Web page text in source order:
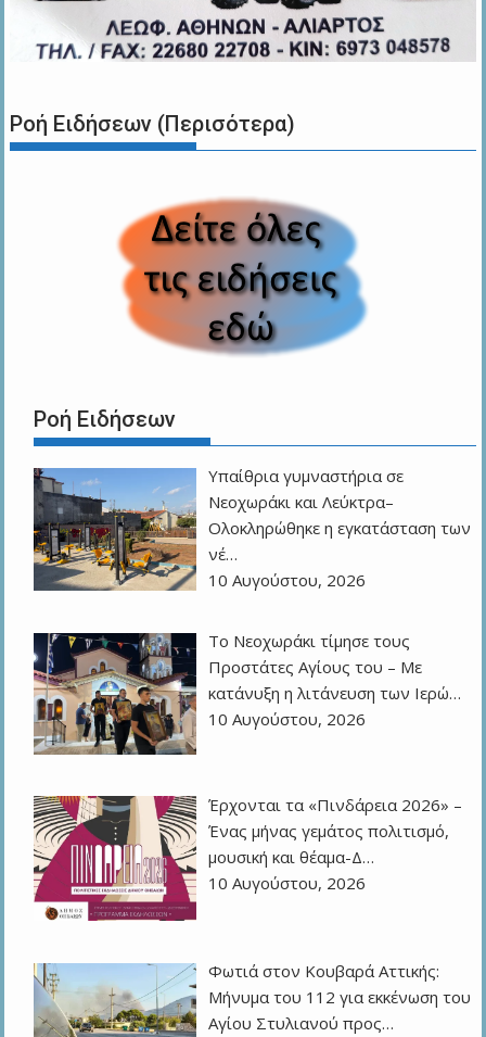
Ροή Ειδήσεων (Περισότερα)
Ροή Ειδήσεων
Υπαίθρια γυμναστήρια σε
Νεοχωράκι και Λεύκτρα–
Ολοκληρώθηκε η εγκατάσταση των
νέ…
10 Αυγούστου, 2026
Το Νεοχωράκι τίμησε τους
Προστάτες Αγίους του – Με
κατάνυξη η λιτάνευση των Ιερώ…
10 Αυγούστου, 2026
Έρχονται τα «Πινδάρεια 2026» –
Ένας μήνας γεμάτος πολιτισμό,
μουσική και θέαμα-Δ…
10 Αυγούστου, 2026
Φωτιά στον Κουβαρά Αττικής:
Μήνυμα του 112 για εκκένωση του
Αγίου Στυλιανού προς…